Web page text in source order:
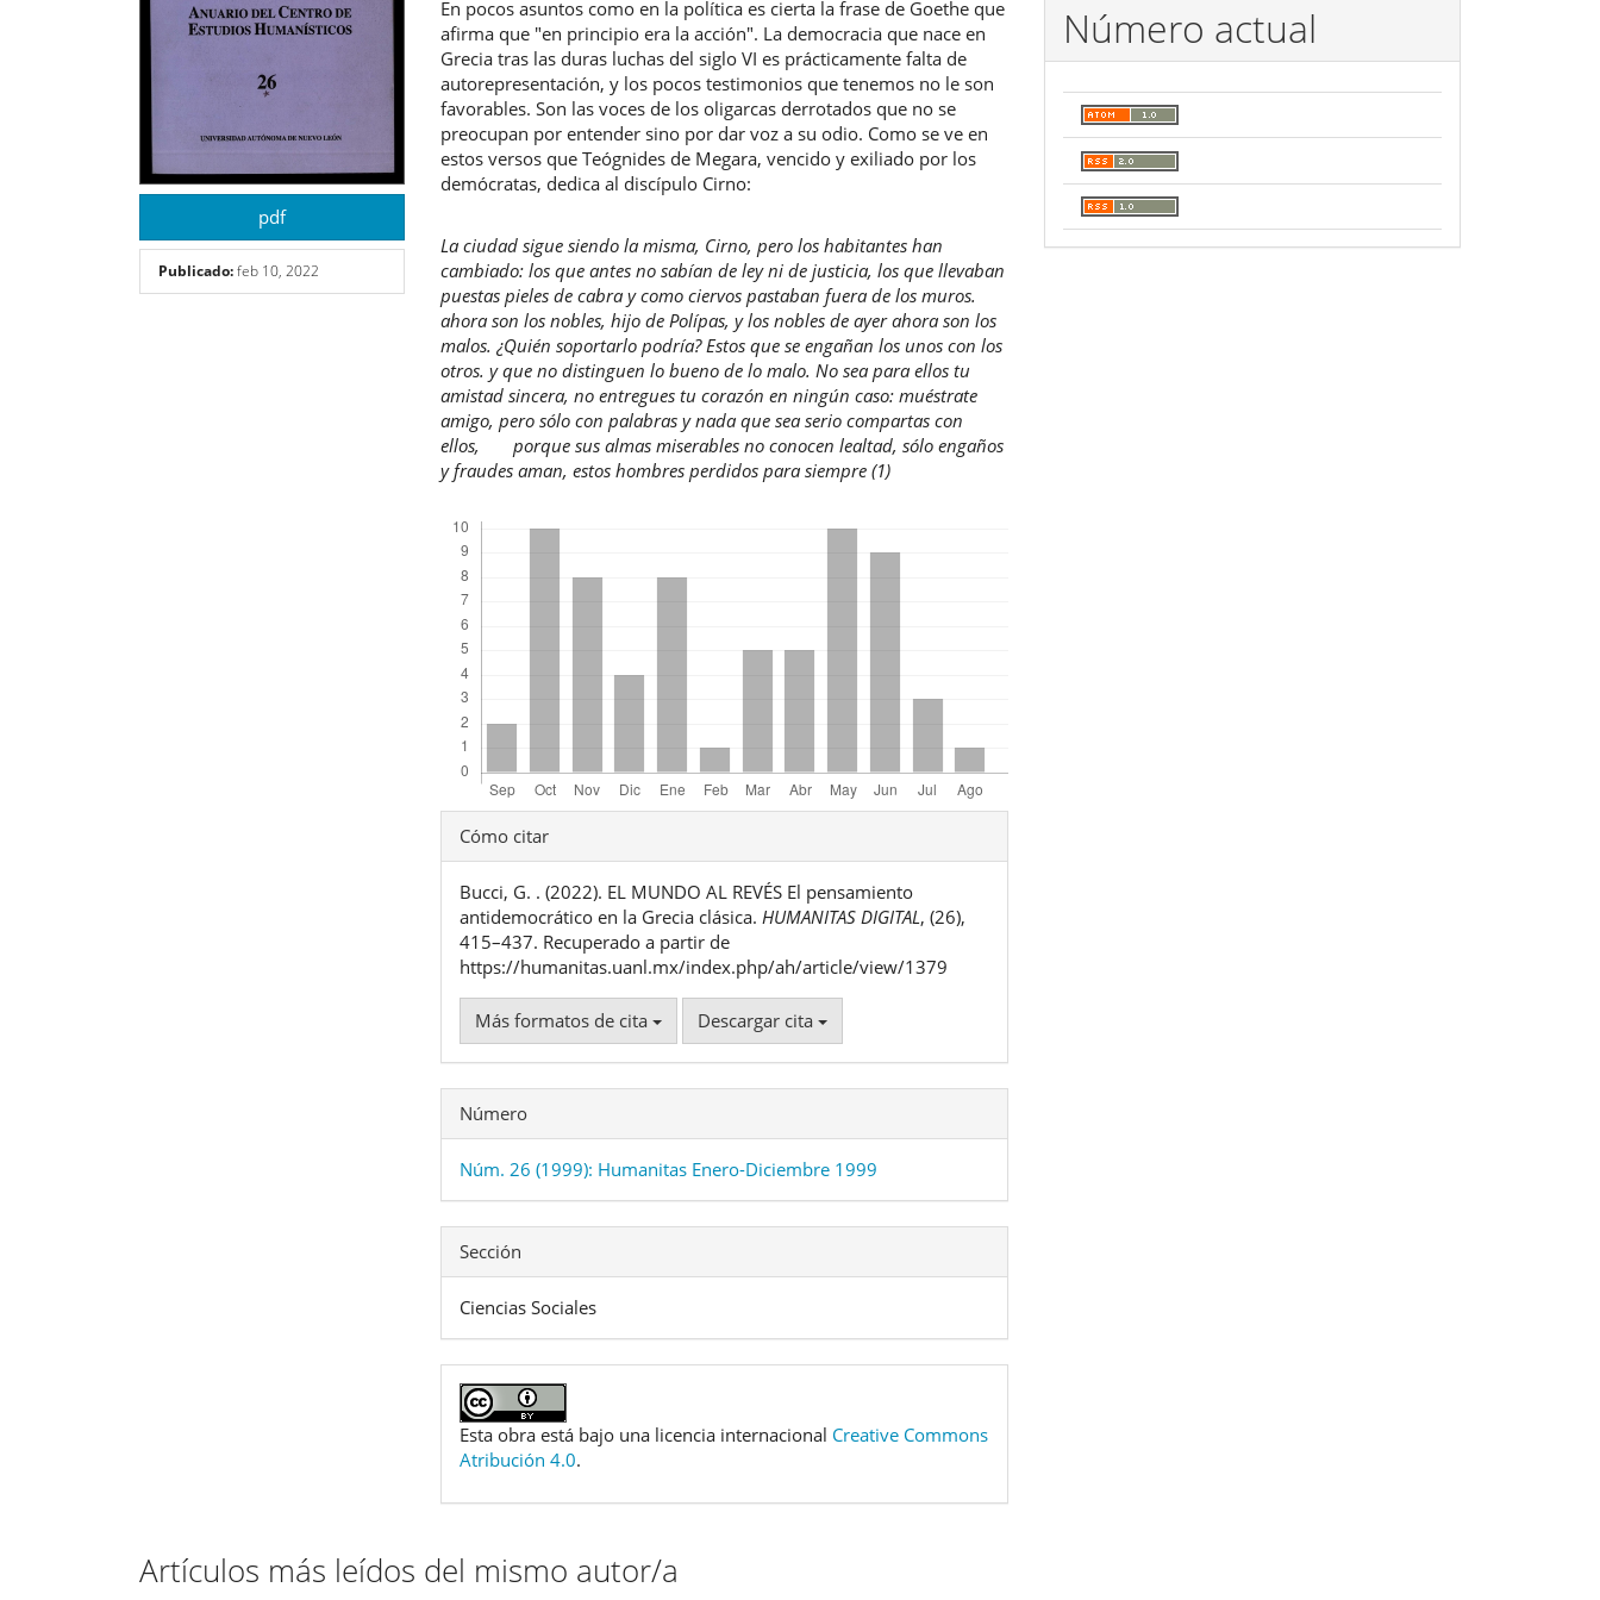
pdf
Publicado:feb 10, 2022
En pocos asuntos como en la política es cierta la frase de Goethe que
afirma que "en principio era la acción". La democracia que nace en
Grecia tras las duras luchas del siglo VI es prácticamente falta de
autorepresentación, y los pocos testimonios que tenemos no le son
favorables. Son las voces de los oligarcas derrotados que no se
preocupan por entender sino por dar voz a su odio. Como se ve en
estos versos que Teógnides de Megara, vencido y exiliado por los
demócratas, dedica al discípulo Cirno:
La ciudad sigue siendo la misma, Cirno, pero los habitantes han
cambiado: los que antes no sabían de ley ni de justicia, los que llevaban
puestas pieles de cabra y como ciervos pastaban fuera de los muros.
ahora son los nobles, hijo de Polípas, y los nobles de ayer ahora son los
malos. ¿Quién soportarlo podría? Estos que se engañan los unos con los
otros. y que no distinguen lo bueno de lo malo. No sea para ellos tu
amistad sincera, no entregues tu corazón en ningún caso: muéstrate
amigo, pero sólo con palabras y nada que sea serio compartas con
ellos, porque sus almas miserables no conocen lealtad, sólo engaños
y fraudes aman, estos hombres perdidos para siempre (1)
Detalles
del
artículo
Cómo citar
Bucci, G. . (2022). EL MUNDO AL REVÉS El pensamiento
antidemocrático en la Grecia clásica. HUMANITAS DIGITAL, (26),
415–437. Recuperado a partir de
https://humanitas.uanl.mx/index.php/ah/article/view/1379
Más formatos de cita Descargar cita
Número
Núm. 26 (1999): Humanitas Enero-Diciembre 1999
Sección
Ciencias Sociales
Esta obra está bajo una licencia internacional Creative Commons
Atribución 4.0.
Artículos más leídos del mismo autor/a
Número actual